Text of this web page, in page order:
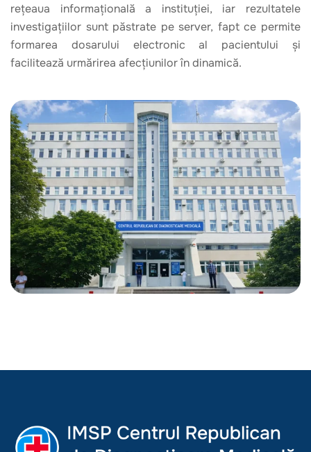
rețeaua informațională a instituției, iar rezultatele
investigațiilor sunt păstrate pe server, fapt ce permite
formarea dosarului electronic al pacientului și
facilitează urmărirea afecțiunilor în dinamică.